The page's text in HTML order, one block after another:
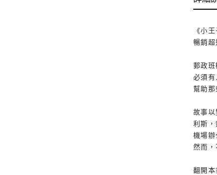
《小
暢銷
郵政
必須
幫助
故事
利斯
機場
然而
翻開